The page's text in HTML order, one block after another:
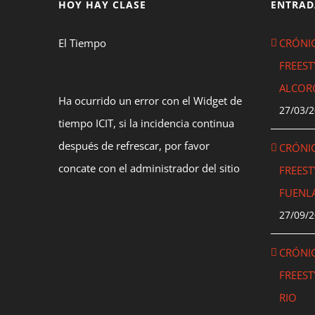
HOY HAY CLASE
El Tiempo
Ha ocurrido un error con el Widget de
tiempo ICIT, si la incidencia continua
después de refrescar, por favor
concate con el administrador del sitio
27/03/
27/09/
RIO